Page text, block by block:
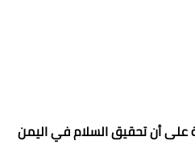
على أن تحقيق السلام في اليمن